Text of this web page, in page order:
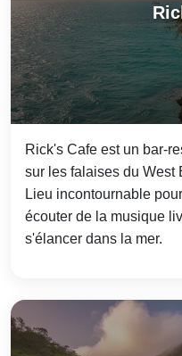
Rick's Cafe est un bar-
sur les falaises du West
Lieu incontournable
écouter de la musique
s'élancer dans la mer.